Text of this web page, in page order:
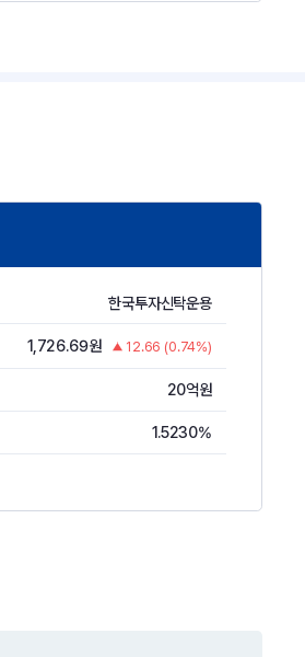
한국투자신탁운용
1,726.69원 12.66 (0.74%)
20억원
1.5230%